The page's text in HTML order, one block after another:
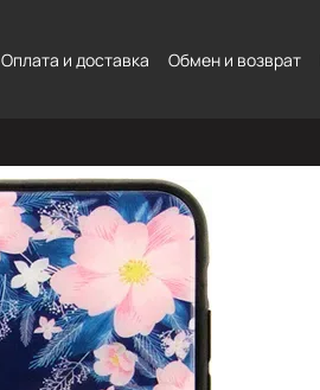
Оплата и доставка Обмен и возврат